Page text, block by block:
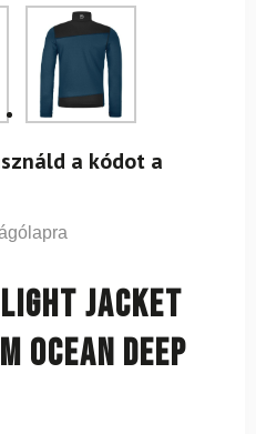
a kódot a
Light Jacket
Ocean Deep